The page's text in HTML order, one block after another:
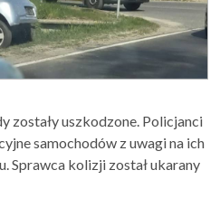
zostały uszkodzone. Policjanci
samochodów z uwagi na ich
Sprawca kolizji został ukarany